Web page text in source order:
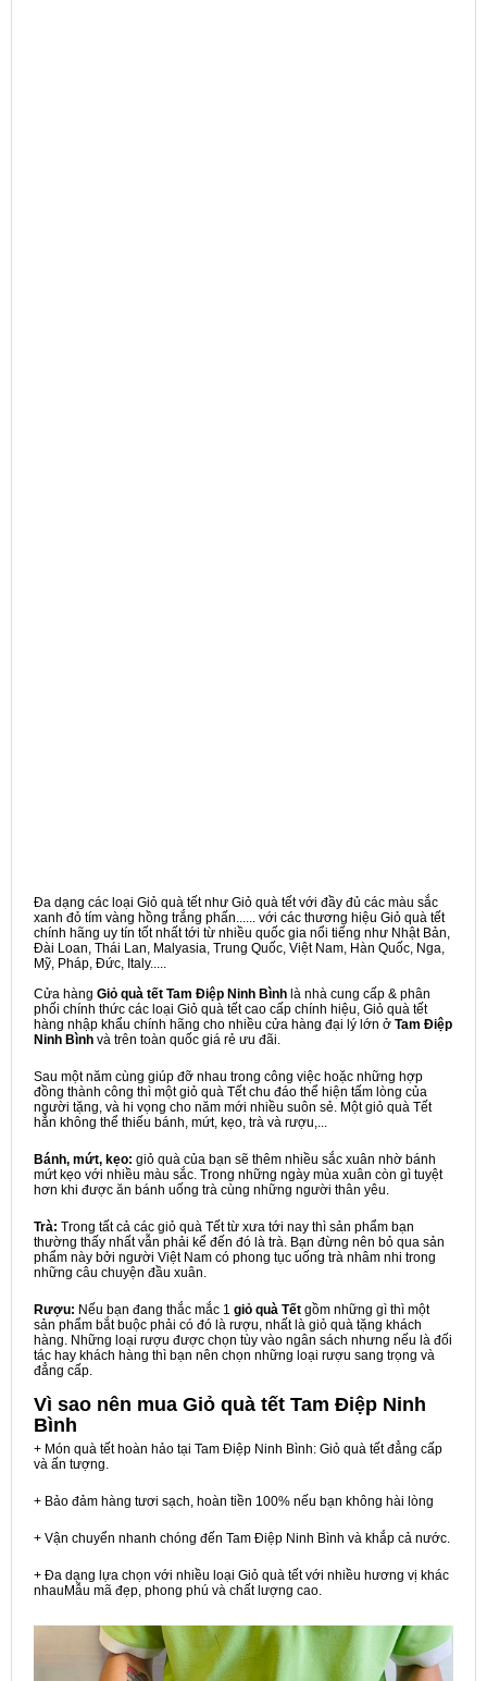
Đa dạng các loại Giỏ quà tết như Giỏ quà tết với đầy đủ các màu sắc
xanh đỏ tím vàng hồng trắng phấn...... với các thương hiệu Giỏ quà tết
chính hãng uy tín tốt nhất tới từ nhiều quốc gia nổi tiếng như Nhật Bản,
Đài Loan, Thái Lan, Malyasia, Trung Quốc, Việt Nam, Hàn Quốc, Nga,
Mỹ, Pháp, Đức, Italy.....
Cửa hàng Giỏ quà tết Tam Điệp Ninh Bình là nhà cung cấp & phân
phối chính thức các loại Giỏ quà tết cao cấp chính hiệu, Giỏ quà tết
hàng nhập khẩu chính hãng cho nhiều cửa hàng đại lý lớn ở Tam Điệp
Ninh Bình và trên toàn quốc giá rẻ ưu đãi.
Sau một năm cùng giúp đỡ nhau trong công việc hoặc những hợp
đồng thành công thì một giỏ quà Tết chu đáo thể hiện tấm lòng của
người tặng, và hi vọng cho năm mới nhiều suôn sẻ. Một giỏ quà Tết
hẳn không thể thiếu bánh, mứt, kẹo, trà và rượu,...
Bánh, mứt, kẹo: giỏ quà của bạn sẽ thêm nhiều sắc xuân nhờ bánh
mứt kẹo với nhiều màu sắc. Trong những ngày mùa xuân còn gì tuyệt
hơn khi được ăn bánh uống trà cùng những người thân yêu.
Trà: Trong tất cả các giỏ quà Tết từ xưa tới nay thì sản phẩm bạn
thường thấy nhất vẫn phải kể đến đó là trà. Bạn đừng nên bỏ qua sản
phẩm này bởi người Việt Nam có phong tục uống trà nhâm nhi trong
những câu chuyện đầu xuân.
Rượu: Nếu bạn đang thắc mắc 1 giỏ quà Tết gồm những gì thì một
sản phẩm bắt buộc phải có đó là rượu, nhất là giỏ quà tặng khách
hàng. Những loại rượu được chọn tùy vào ngân sách nhưng nếu là đối
tác hay khách hàng thì bạn nên chọn những loại rượu sang trọng và
đẳng cấp.
Vì sao nên mua Giỏ quà tết Tam Điệp Ninh
Bình
+ Món quà tết hoàn hảo tại Tam Điệp Ninh Bình: Giỏ quà tết đẳng cấp
và ấn tượng.
+ Bảo đảm hàng tươi sạch, hoàn tiền 100% nếu bạn không hài lòng
+ Vận chuyển nhanh chóng đến Tam Điệp Ninh Bình và khắp cả nước.
+ Đa dạng lựa chọn với nhiều loại Giỏ quà tết với nhiều hương vị khác
nhauMẫu mã đẹp, phong phú và chất lượng cao.